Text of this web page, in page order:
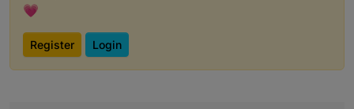
💗
Register Login